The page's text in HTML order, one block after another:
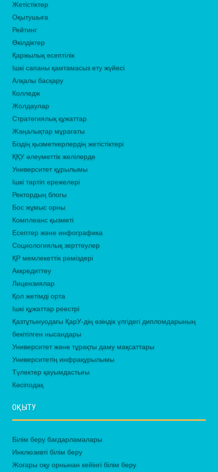
Жетістіктер
Оқытушыға
Рейтинг
Өкілдіктер
Қаржылық есептілік
Ішкі сапаны қамтамасыз ету жүйесі
Алқалы басқару
Колледж
Жолдаулар
Стратегиялық құжаттар
Жаңалықтар мұрағаты
Біздің қызметкерлердің жетістіктері
ҚҚУ әлеуметтік желілерде
Университет құрылымы
Ішкі тәртіп ережелері
Ректордың блогы
Бос жұмыс орны
Комплеанс қызметі
Есептер және инфографика
Социологиялық зерттеулер
ҚР мемлекеттік рәміздері
Аккредиттеу
Лицензиялар
Қол жетімді орта
Ішкі құжаттар реестрі
Қазтұтынуодағы ҚарУ-дің өзіндік үлгідегі дипломдарының
бекітілген нысандары
Университет және тұрақты даму мақсаттары
Университетің инфрақұрылымы
Түлектер қауымдастығы
Кәсіподақ
ОҚЫТУ
Білім беру бағдарламалары
Инклюзивті білім беру
Жоғары оқу орнынан кейінгі білім беру